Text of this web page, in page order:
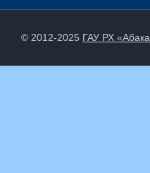
© 2012-2025 ГАУ РХ